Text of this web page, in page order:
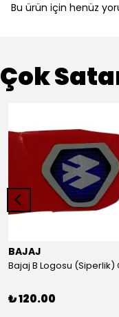
Bu ürün için henüz
Çok
BAJAJ
₺ 120.00